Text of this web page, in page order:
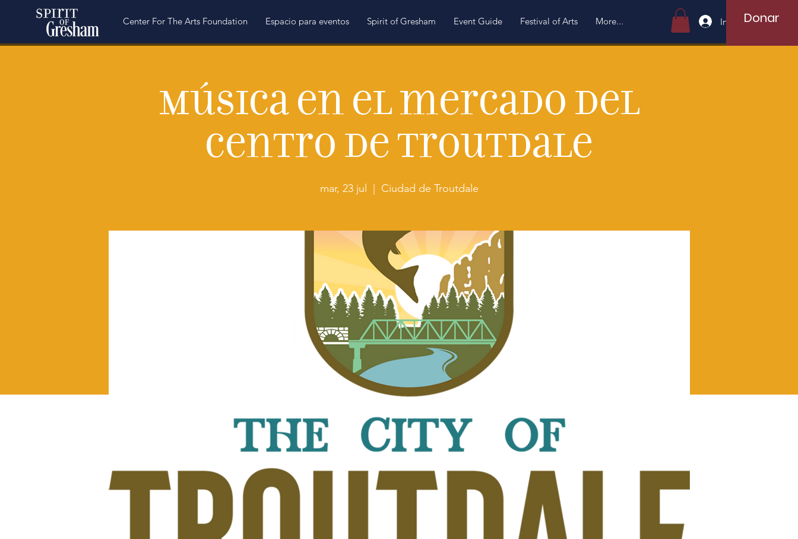
Center For The Arts Foundation Espacio para eventos Spirit of Gresham Event Guide Festival of Arts More... Iniciar sesión
Donar
Música en el mercado del
centro de Troutdale
mar, 23 jul
  |
Ciudad de Troutdale